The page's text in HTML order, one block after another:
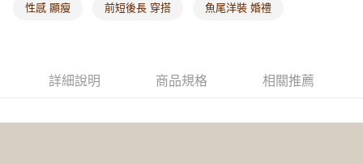
性感 顯瘦 前短後長 穿搭 魚尾洋裝 婚禮
詳細說明 商品規格 相關推薦